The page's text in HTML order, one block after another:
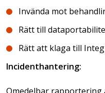
Invända mot
Rätt till
Rätt att klaga till
Incidenthantering: